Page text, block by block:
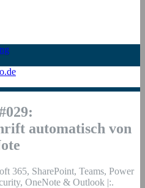
automatisch von
365, SharePoint, Teams, Power
OneNote & Outlook |:.